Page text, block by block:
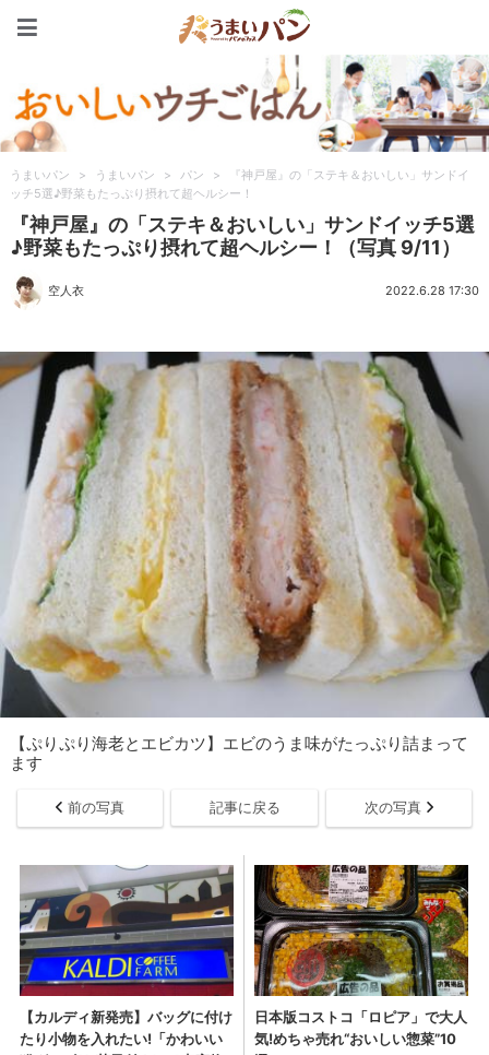
うまいパン > うまいパン > パン >
『神戸屋』の「ステキ＆おいしい」サンドイ
ッチ5選♪野菜もたっぷり摂れて超ヘルシー！
『神戸屋』の「ステキ＆おいしい」サンドイッチ5選
♪野菜もたっぷり摂れて超ヘルシー！（写真 9/11）
空人衣 2022.6.28 17:30
【ぷりぷり海老とエビカツ】エビのうま味がたっぷり詰まって
ます
前の写真 記事に戻る 次の写真